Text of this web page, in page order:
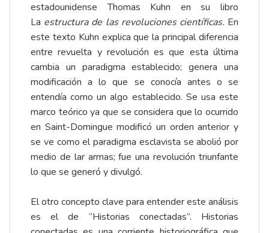
estadounidense Thomas Kuhn en su libro
La estructura de las revoluciones científicas. En
este texto Kuhn explica que la principal diferencia
entre revuelta y revolución es que esta última
cambia un paradigma establecido; genera una
modificación a lo que se conocía antes o se
entendía como un algo establecido. Se usa este
marco teórico ya que se considera que lo ocurrido
en Saint-Domingue modificó un orden anterior y
se ve como el paradigma esclavista se abolió por
medio de lar armas; fue una revolución triunfante
lo que se generó y divulgó.
El otro concepto clave para entender este análisis
es el de “Historias conectadas”. Historias